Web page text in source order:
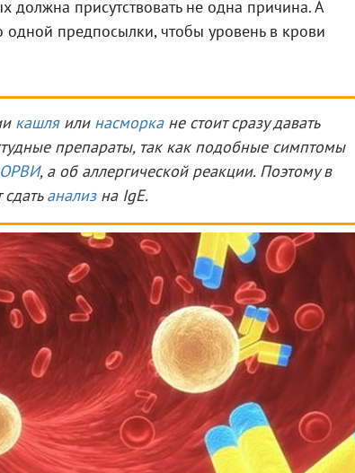
должна присутствовать не одна причина. А
одной предпосылки, чтобы уровень в крови
кашляили насморкане стоит сразу давать
препараты, так как подобные симптомы
ОРВИ, а об аллергической реакции. Поэтому в
сдать анализна IgE.